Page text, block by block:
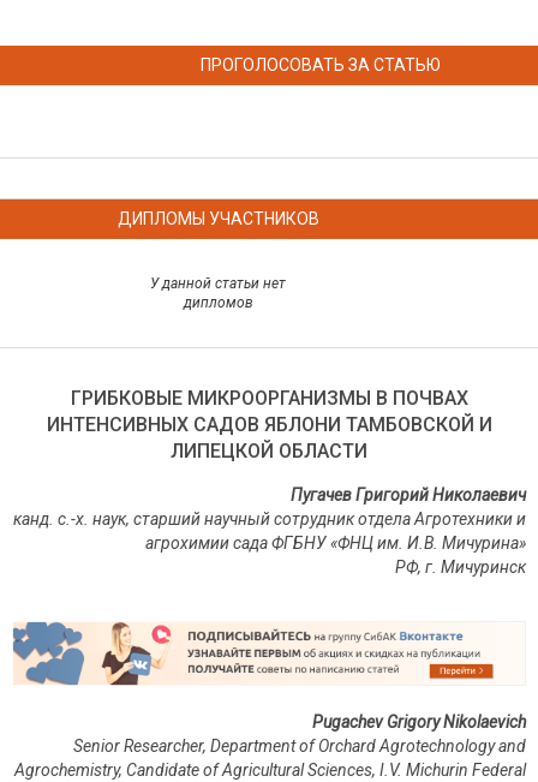
ПРОГОЛОСОВАТЬ ЗА СТАТЬЮ
ДИПЛОМЫ УЧАСТНИКОВ
У данной статьи нет
дипломов
ГРИБКОВЫЕ МИКРООРГАНИЗМЫ В ПОЧВАХ
ИНТЕНСИВНЫХ САДОВ ЯБЛОНИ ТАМБОВСКОЙ И
ЛИПЕЦКОЙ ОБЛАСТИ
Пугачев Григорий Николаевич
канд. с.-х. наук, старший научный сотрудник отдела Агротехники и
агрохимии сада ФГБНУ «ФНЦ им. И.В. Мичурина»
РФ, г Мичуринск
PugachevGrigory Nikolaevich
Senior Researcher, Department of Orchard Agrotechnology and
Agrochemistry, Candidate of Agricultural Sciences, I.V. Michurin Federal